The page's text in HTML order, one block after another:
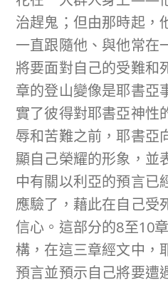
治趕鬼；但由那時起，
一直跟隨他、與他常在
將要面對自己的受難和
章的登山變像是耶書亞
實了彼得對耶書亞神性
辱和苦難之前，耶書亞
顯自己榮耀的形象，並
中有關以利亞的預言已
應驗了，藉此在自己受
信心。這部分的8至10
構，在這三章經文中，
預言並預示自己將要遭